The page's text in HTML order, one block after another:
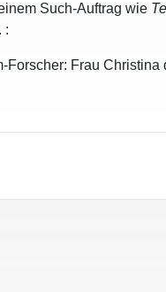
Such-Auftrag wie
:
Forscher: Frau Christina